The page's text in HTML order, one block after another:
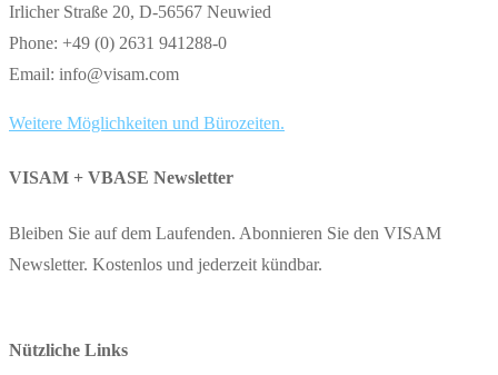
Irlicher Straße 20, D-56567 Neuwied
Phone: +49 (0) 2631 941288-0
Email: info@visam.com
Weitere Möglichkeiten und Bürozeiten.
VISAM + VBASE Newsletter
Bleiben Sie auf dem Laufenden. Abonnieren Sie den VISAM
Newsletter. Kostenlos und jederzeit kündbar.
Nützliche Links